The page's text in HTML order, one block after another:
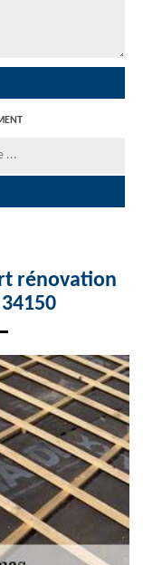
rénovation